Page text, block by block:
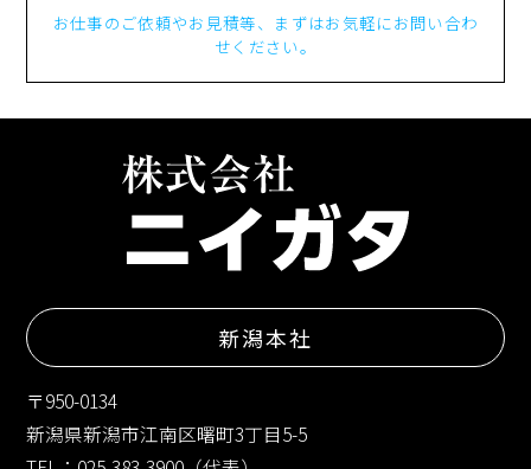
お仕事のご依頼やお見積等、まずはお気軽にお問い合わ
せください。
新潟本社
〒950-0134
新潟県新潟市江南区曙町3丁目5-5